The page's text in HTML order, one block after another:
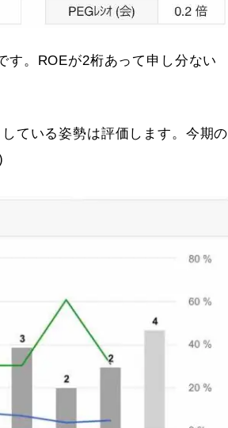
す。ROEが2桁あって申し分ない
ている姿勢は評価します。今期の